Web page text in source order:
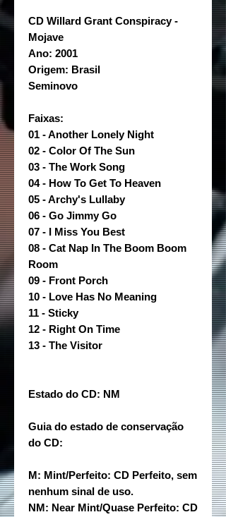
CD Willard Grant Conspiracy -
Mojave
Ano: 2001
Origem: Brasil
Seminovo
Faixas:
01 - Another Lonely Night
02 - Color Of The Sun
03 - The Work Song
04 - How To Get To Heaven
05 - Archy's Lullaby
06 - Go Jimmy Go
07 - I Miss You Best
08 - Cat Nap In The Boom Boom
Room
09 - Front Porch
10 - Love Has No Meaning
11 - Sticky
12 - Right On Time
13 - The Visitor
Estado do CD: NM
Guia do estado de conservação
do CD:
M: Mint/Perfeito: CD Perfeito, sem
nenhum sinal de uso.
NM: Near Mint/Quase Perfeito: CD